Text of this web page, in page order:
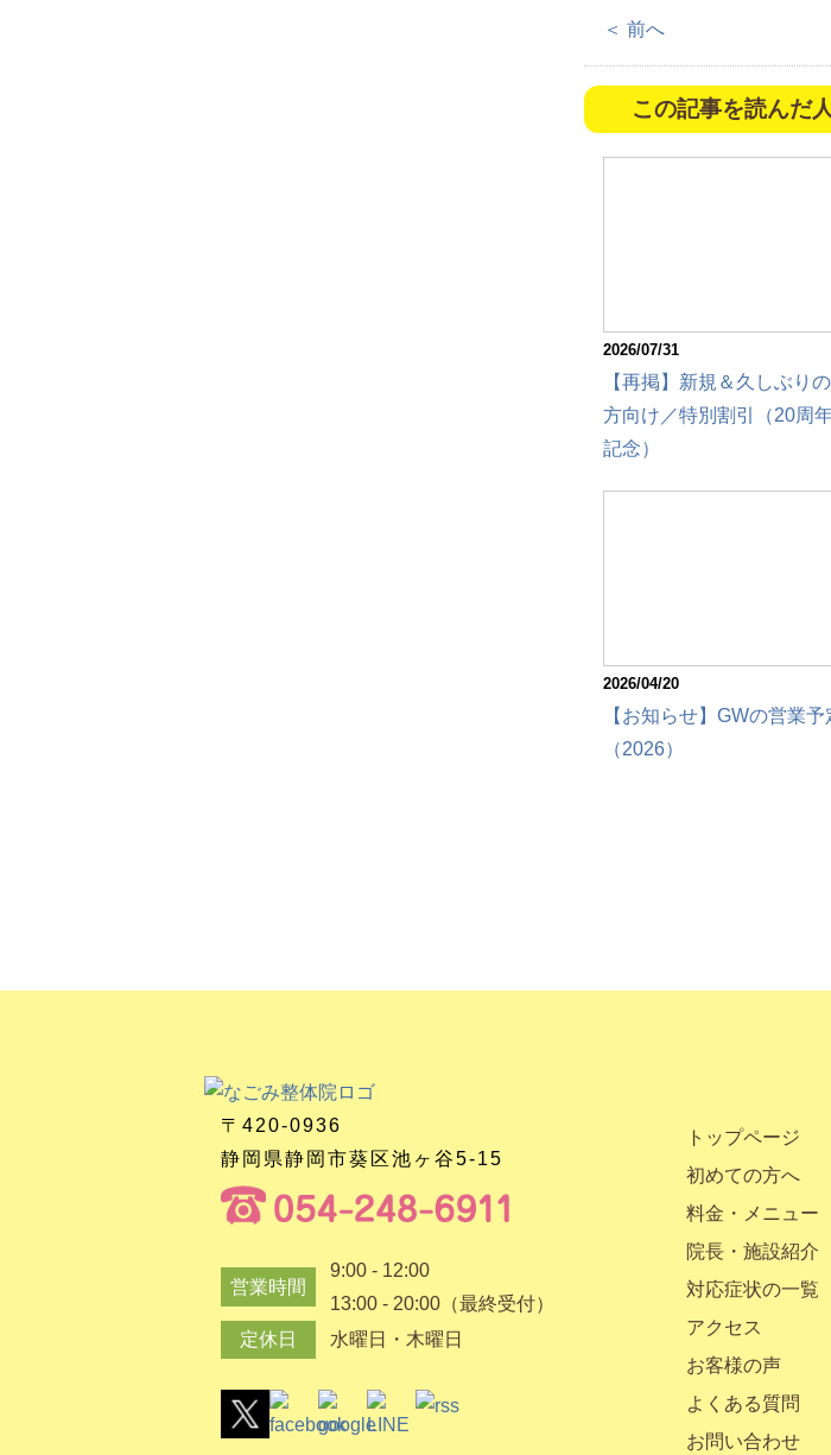
＜ 前へ
この記事を読んだ
2026/07/31
【再掲】新規＆久しぶりの
方向け／特別割引（20周
記念）
2026/04/20
【お知らせ】GWの営業予
（2026）
〒420-0936
静岡県静岡市葵区池ヶ谷5-15
営業時間
9:00 - 12:00
13:00 - 20:00（最終受付）
定休日
水曜日・木曜日
トップページ
初めての方へ
料金・メニュー
院長・施設紹介
対応症状の一覧
アクセス
お客様の声
よくある質問
お問い合わせ